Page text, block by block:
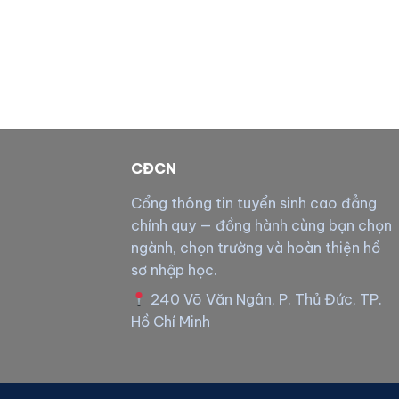
CĐCN
Cổng thông tin tuyển sinh cao đẳng
chính quy — đồng hành cùng bạn chọn
ngành, chọn trường và hoàn thiện hồ
sơ nhập học.
240 Võ Văn Ngân, P. Thủ Đức, TP.
Hồ Chí Minh